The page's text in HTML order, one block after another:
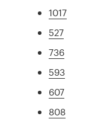
1017
527
736
593
607
808